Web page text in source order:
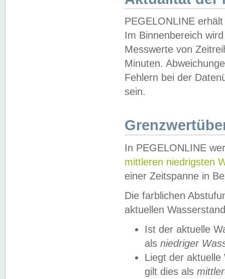
PEGELONLINE
Im Binnenbereich
Messwerte von
Minuten.
Fehlern bei der
sein.
In PEGELONLINE
mittleren niedrigsten
einer Zeitspanne in
Die farblichen
aktuellen
Ist der aktuelle
als niedriger
Liegt der
gilt dies als